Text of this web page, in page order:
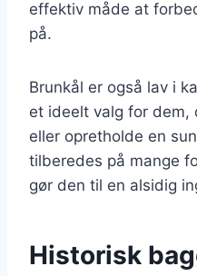
effektiv måde at
på.
Brunkål er også lav i
et ideelt valg for dem,
eller opretholde en
tilberedes på mange
gør den til en alsidig
Historisk